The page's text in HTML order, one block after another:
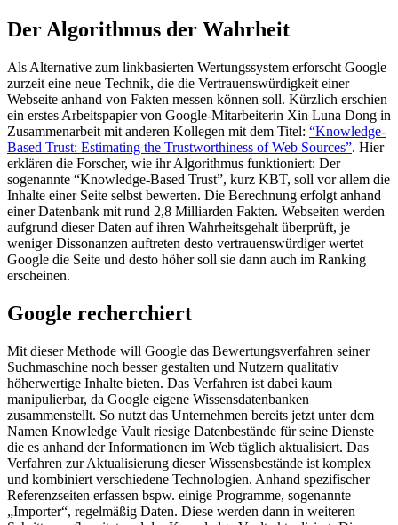
Der Algorithmus der Wahrheit
Als Alternative zum linkbasierten Wertungssystem erforscht Google
zurzeit eine neue Technik, die die Vertrauenswürdigkeit einer
Webseite anhand von Fakten messen können soll. Kürzlich erschien
ein erstes Arbeitspapier von Google-Mitarbeiterin Xin Luna Dong in
Zusammenarbeit mit anderen Kollegen mit dem Titel: “Knowledge-
Based Trust: Estimating the Trustworthiness of Web Sources”. Hier
erklären die Forscher, wie ihr Algorithmus funktioniert: Der
sogenannte “Knowledge-Based Trust”, kurz KBT, soll vor allem die
Inhalte einer Seite selbst bewerten. Die Berechnung erfolgt anhand
einer Datenbank mit rund 2,8 Milliarden Fakten. Webseiten werden
aufgrund dieser Daten auf ihren Wahrheitsgehalt überprüft, je
weniger Dissonanzen auftreten desto vertrauenswürdiger wertet
Google die Seite und desto höher soll sie dann auch im Ranking
erscheinen.
Google recherchiert
Mit dieser Methode will Google das Bewertungsverfahren seiner
Suchmaschine noch besser gestalten und Nutzern qualitativ
höherwertige Inhalte bieten. Das Verfahren ist dabei kaum
manipulierbar, da Google eigene Wissensdatenbanken
zusammenstellt. So nutzt das Unternehmen bereits jetzt unter dem
Namen Knowledge Vault riesige Datenbestände für seine Dienste
die es anhand der Informationen im Web täglich aktualisiert. Das
Verfahren zur Aktualisierung dieser Wissensbestände ist komplex
und kombiniert verschiedene Technologien. Anhand spezifischer
Referenzseiten erfassen bspw. einige Programme, sogenannte
„Importer“, regelmäßig Daten. Diese werden dann in weiteren